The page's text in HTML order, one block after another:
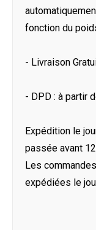
fonction du
- Livraison
- DPD : à partir
Expédition le
passée avant
Les
expédiées le